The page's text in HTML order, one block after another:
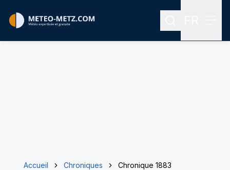
Rechercher
Accueil Chroniques Chronique 1883